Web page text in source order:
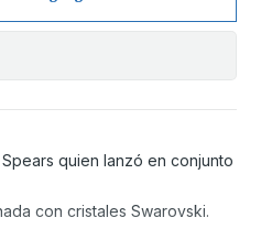
quien lanzó en conjunto
con cristales Swarovski.